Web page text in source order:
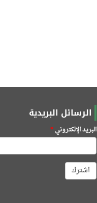
الرسائل البريدية
البريد الإلكتروني*
اشترك